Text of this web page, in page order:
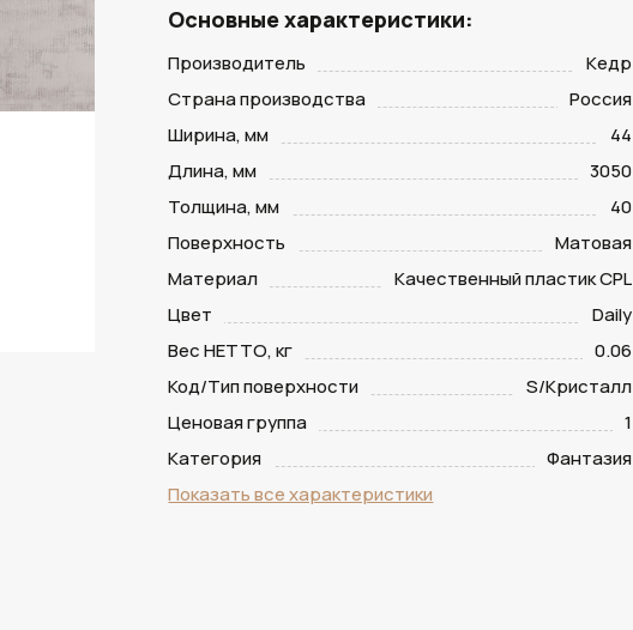
Основные характеристики:
Производитель
Кедр
Страна производства
Россия
Ширина, мм
44
Длина, мм
3050
Толщина, мм
40
Поверхность
Матовая
Материал
Качественный пластик CPL
Цвет
Daily
Вес НЕТТО, кг
0.06
Код/Тип поверхности
S/Кристалл
Ценовая группа
1
Категория
Фантазия
Показать все характеристики